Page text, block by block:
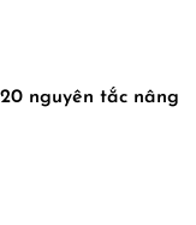
nguyên tắc nâng